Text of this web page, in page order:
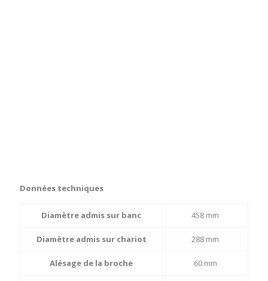
Données techniques
Diamètre admis sur banc 458 mm
Diamètre admis sur chariot 288 mm
Alésage de la broche 60 mm